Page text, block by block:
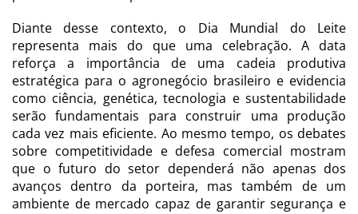
Diante desse contexto, o Dia Mundial do Leite
representa mais do que uma celebração. A data
reforça a importância de uma cadeia produtiva
estratégica para o agronegócio brasileiro e evidencia
como ciência, genética, tecnologia e sustentabilidade
serão fundamentais para construir uma produção
cada vez mais eficiente. Ao mesmo tempo, os debates
sobre competitividade e defesa comercial mostram
que o futuro do setor dependerá não apenas dos
avanços dentro da porteira, mas também de um
ambiente de mercado capaz de garantir segurança e